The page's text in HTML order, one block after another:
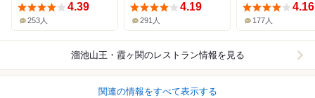
4.39
253人
4.19
291人
4.16
177人
溜池山王・霞ヶ関のレストラン情報を見る
関連の情報をすべて表示する